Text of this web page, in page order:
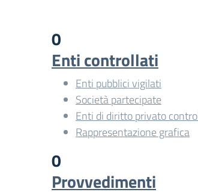
0
Enti controllati
Enti pubblici vigilati
Società partecipate
Enti di diritto privato
Rappresentazione grafica
0
Provvedimenti